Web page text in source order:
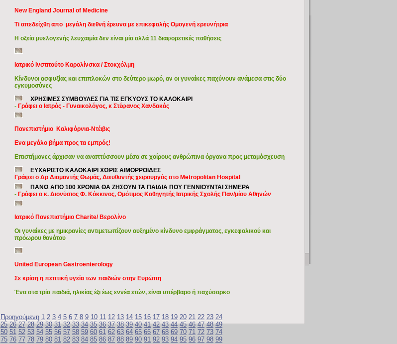
New England Journal of Medicine
Ti απεδείχθη απο μεγάλη διεθνή έρευνα με επικεφαλής Ομογενή ερευνήτρια
Η οξεία μυελογενής λευχαιμία δεν είναι μία αλλά 11 διαφορετικές παθήσεις
Ιατρικό Ινστιτούτο Καρολίνσκα / Στοκχόλμη
Κίνδυνοι ασφυξίας και επιπλοκών στο δεύτερο μωρό, αν οι γυναίκες παχύνουν ανάμεσα στις δύο
εγκυμοσύνες
ΧΡΗΣΙΜΕΣ ΣΥΜΒΟΥΛΕΣ ΓΙΑ ΤΙΣ ΕΓΚΥΟΥΣ ΤΟ ΚΑΛΟΚΑΙΡΙ
- Γράφει ο Ιατρός - Γυναικολόγος, κ Στέφανος Χανδακάς
Πανεπιστήμιο Καλιφόρνια-Ντέιβις
Eνα μεγάλο βήμα προς τα εμπρός!
Επιστήμονες άρχισαν να αναπτύσσουν μέσα σε χοίρους ανθρώπινα όργανα προς μεταμόσχευση
ΕΥΧΑΡΙΣΤΟ ΚΑΛΟΚΑΙΡΙ ΧΩΡΙΣ ΑΙΜΟΡΡΟΙΔΕΣ
Γράφει ο Δρ Διαμαντής Θωμάς, Διευθυντής χειρουργός στο Metropolitan Hospital
ΠΑΝΩ ΑΠΟ 100 ΧΡΟΝΙΑ ΘΑ ΖΗΣΟΥΝ ΤΑ ΠΑΙΔΙΑ ΠΟΥ ΓΕΝΝΙΟΥΝΤΑΙ ΣΗΜΕΡΑ
- Γράφει ο κ. Διονύσιος Φ. Κόκκινος, Ομότιμος Καθηγητής Ιατρικής Σχολής Παν/μίου Αθηνών
Ιατρικό Πανεπιστήμιο Charite/ Βερολίνο
Οι γυναίκες με ημικρανίες αντιμετωπίζουν αυξημένο κίνδυνο εμφράγματος, εγκεφαλικού και
πρόωρου θανάτου
United European Gastroenterology
Σε κρίση η πεπτική υγεία των παιδιών στην Ευρώπη
Ένα στα τρία παιδιά, ηλικίας έξι έως εννέα ετών, είναι υπέρβαρο ή παχύσαρκο
Προηγούμενη 1 2 3 4 5 6 7 8 9 10 11 12 13 14 15 16 17 18 19 20 21 22 23 24
25 26 27 28 29 30 31 32 33 34 35 36 37 38 39 40 41 42 43 44 45 46 47 48 49
50 51 52 53 54 55 56 57 58 59 60 61 62 63 64 65 66 67 68 69 70 71 72 73 74
75 76 77 78 79 80 81 82 83 84 85 86 87 88 89 90 91 92 93 94 95 96 97 98 99